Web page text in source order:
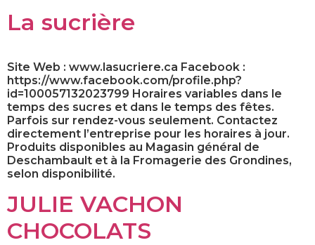
La sucrière
Site Web : www.lasucriere.ca Facebook :
https://www.facebook.com/profile.php?
id=100057132023799 Horaires variables dans le
temps des sucres et dans le temps des fêtes.
Parfois sur rendez-vous seulement. Contactez
directement l’entreprise pour les horaires à jour.
Produits disponibles au Magasin général de
Deschambault et à la Fromagerie des Grondines,
selon disponibilité.
JULIE VACHON
CHOCOLATS